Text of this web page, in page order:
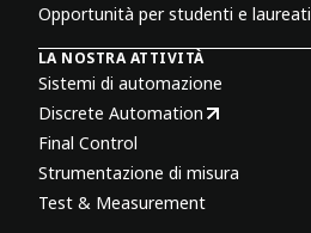
Opportunità per studenti e laureati
LA NOSTRA ATTIVITÀ
Sistemi di automazione
Discrete Automation
Final Control
Strumentazione di misura
Test & Measurement